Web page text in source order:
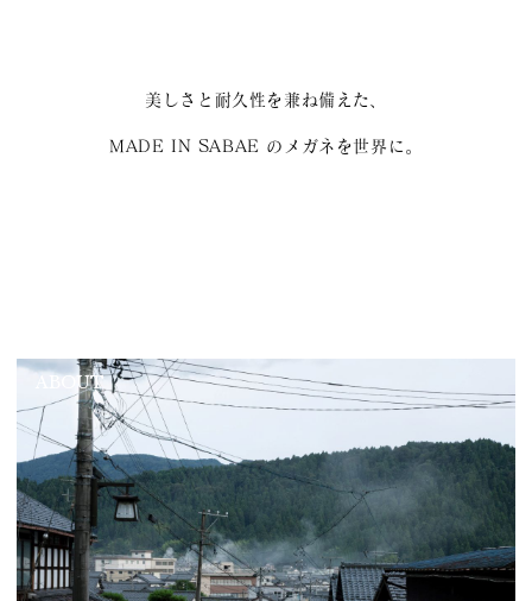
美しさと耐久性を兼ね備えた、
MADE IN SABAE のメガネを世界に。
ABOUT